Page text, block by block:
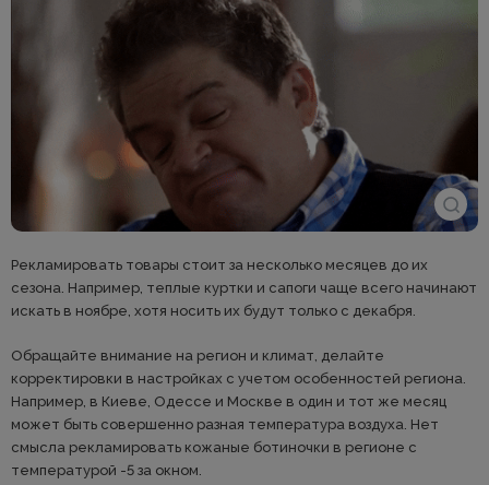
Рекламировать товары стоит за несколько месяцев до их
сезона. Например, теплые куртки и сапоги чаще всего начинают
искать в ноябре, хотя носить их будут только с декабря.
Обращайте внимание на регион и климат, делайте
корректировки в настройках с учетом особенностей региона.
Например, в Киеве, Одессе и Москве в один и тот же месяц
может быть совершенно разная температура воздуха. Нет
смысла рекламировать кожаные ботиночки в регионе с
температурой -5 за окном.